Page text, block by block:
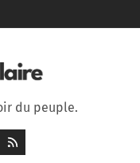
du peuple.